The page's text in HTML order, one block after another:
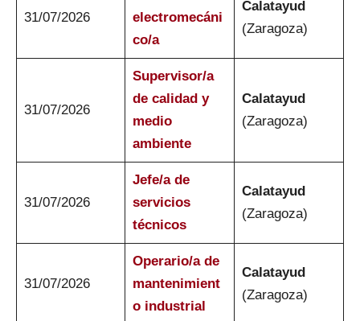
31/07/2026
electromecáni
co/a
Calatayud
(Zaragoza)
31/07/2026
Supervisor/a
de calidad y
medio
ambiente
Calatayud
(Zaragoza)
31/07/2026
Jefe/a de
servicios
técnicos
Calatayud
(Zaragoza)
31/07/2026
Operario/a de
mantenimient
o industrial
Calatayud
(Zaragoza)